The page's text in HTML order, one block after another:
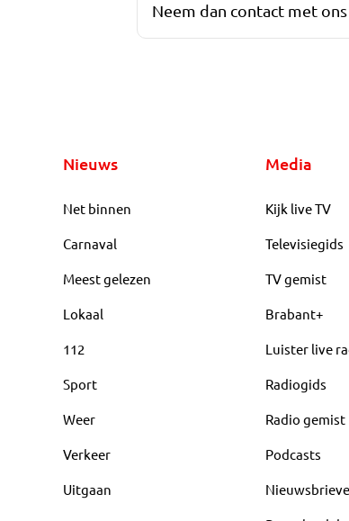
Neem dan contact met ons
Nieuws
Net binnen
Carnaval
Meest gelezen
Lokaal
112
Sport
Weer
Verkeer
Uitgaan
Media
Kijk live TV
Televisiegids
TV gemist
Brabant+
Luister live
Radiogids
Radio gemist
Podcasts